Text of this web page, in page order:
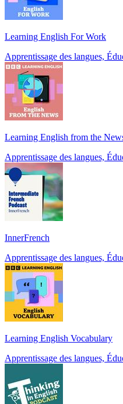
Learning English For Work
Apprentissage des langues,
Learning English from the
Apprentissage des langues,
InnerFrench
Apprentissage des langues,
Learning English Vocabulary
Apprentissage des langues,